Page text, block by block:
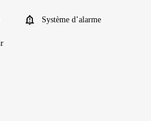
Système d’alarme